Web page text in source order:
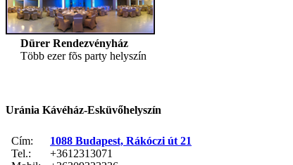
Dürer Rendezvényház
Több ezer fõs party helyszín
Uránia Kávéház-Esküvőhelyszín
Cím:
1088 Budapest, Rákóczi út 21
Tel.:
+3612313071